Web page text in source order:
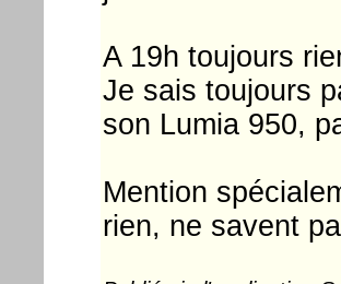
A 19h toujours
Je sais toujours
son Lumia 950,
Mention
rien, ne savent